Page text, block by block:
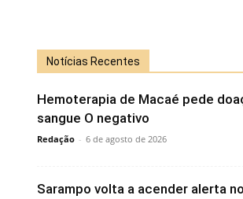
Notícias Recentes
Hemoterapia de Macaé pede
sangue O negativo
Redação - 6 de agosto de 2026
Sarampo volta a acender alerta